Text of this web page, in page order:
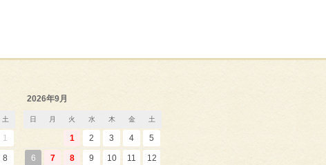
土
1
8
2026年9月
日 月 火 水 木 金 土
1 2 3 4 5
6 7 8 9 10 11 12